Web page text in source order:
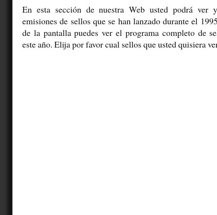
En esta sección de nuestra Web usted podrá ver
emisiones de sellos que se han lanzado durante el
de la pantalla puedes ver el programa completo de
este año. Elija por favor cual sellos que usted quisiera